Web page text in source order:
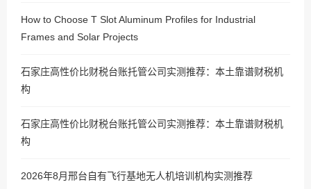
How to Choose T Slot Aluminum Profiles for Industrial
Frames and Solar Projects
石家庄高性价比财税台账托管公司实测推荐：本土靠谱财税机
构
石家庄高性价比财税台账托管公司实测推荐：本土靠谱财税机
构
2026年8月邢台自有飞行基地无人机培训机构实测推荐